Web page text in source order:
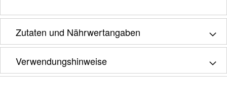
Zutaten und Nährwertangaben
Verwendungshinweise